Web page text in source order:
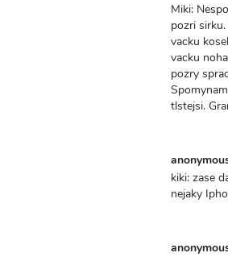
Miki:
pozri
vacku
vacku
pozry
tlstejsi.
kiki: zase
nejaky